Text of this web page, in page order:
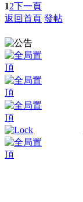
12下一頁
返回首頁 發帖